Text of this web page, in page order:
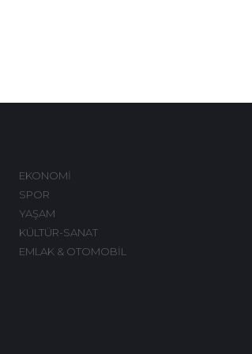
EKONOMİ
SPOR
YAŞAM
KÜLTÜR-SANAT
EMLAK & OTOMOBİL